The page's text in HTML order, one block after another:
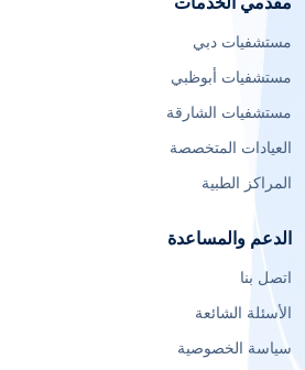
مستشفيات دبي
مستشفيات أبوظبي
مستشفيات الشارقة
العيادات المتخصصة
المراكز الطبية
الدعم والمساعدة
اتصل بنا
الأسئلة الشائعة
سياسة الخصوصية